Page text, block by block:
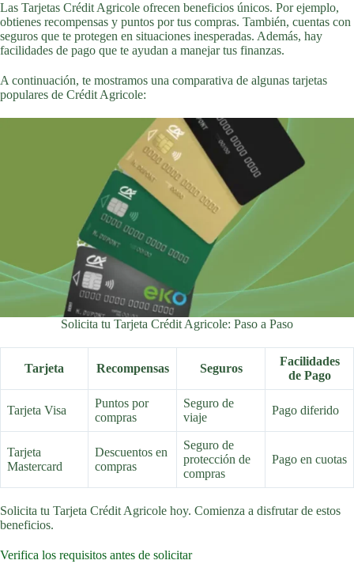
Las Tarjetas Crédit Agricole ofrecen beneficios únicos. Por ejemplo,
obtienes recompensas y puntos por tus compras. También, cuentas con
seguros que te protegen en situaciones inesperadas. Además, hay
facilidades de pago que te ayudan a manejar tus finanzas.
A continuación, te mostramos una comparativa de algunas tarjetas
populares de Crédit Agricole:
Solicita tu Tarjeta Crédit Agricole: Paso a Paso
Tarjeta Recompensas Seguros
Facilidades
de Pago
Tarjeta Visa
Puntos por
compras
Seguro de
viaje
Pago diferido
Tarjeta
Mastercard
Descuentos en
compras
Seguro de
protección de
compras
Pago en cuotas
Solicita tu Tarjeta Crédit Agricole hoy. Comienza a disfrutar de estos
beneficios.
Verifica los requisitos antes de solicitar